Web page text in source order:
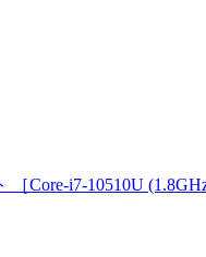
Core-i7-10510U